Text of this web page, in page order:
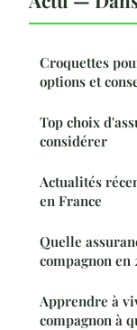
Croquettes
options et
Top choix
considérer
Actualités
en France
Quelle
compagnon en
Apprendre à
compagnon à